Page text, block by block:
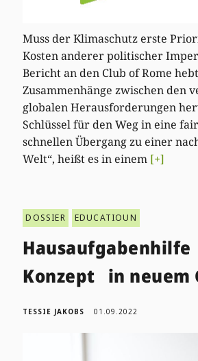
Muss der Klimaschutz erste
Kosten anderer politischer
Bericht an den Club of Rome
Zusammenhänge zwischen den
globalen Herausforderungen
Schlüssel für den Weg in eine
schnellen Übergang zu einer
Welt“, heißt es in einem [+]
DOSSIER EDUCATIOUN
Konzept in neuem
TESSIE JAKOBS 01.09.2022